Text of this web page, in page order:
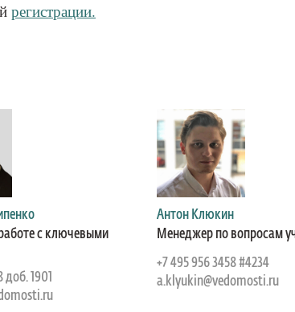
регистрации.
с ключевыми
доб. 1901
Антон Клюкин
Менеджер по вопросам
+7 495 956 3458 #4234
a.klyukin@vedomosti.ru